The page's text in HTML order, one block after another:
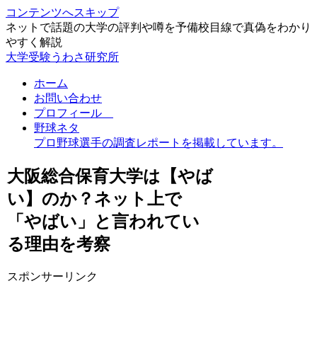
コンテンツへスキップ
ネットで話題の大学の評判や噂を予備校目線で真偽をわかり
やすく解説
大学受験うわさ研究所
ホーム
お問い合わせ
プロフィール
野球ネタ
プロ野球選手の調査レポートを掲載しています。
大阪総合保育大学は【やば
い】のか？ネット上で
「やばい」と言われてい
る理由を考察
スポンサーリンク